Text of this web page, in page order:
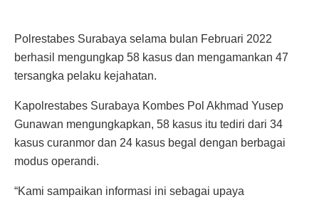
Polrestabes Surabaya selama bulan Februari 2022
berhasil mengungkap 58 kasus dan mengamankan 47
tersangka pelaku kejahatan.
Kapolrestabes Surabaya Kombes Pol Akhmad Yusep
Gunawan mengungkapkan, 58 kasus itu tediri dari 34
kasus curanmor dan 24 kasus begal dengan berbagai
modus operandi.
“Kami sampaikan informasi ini sebagai upaya